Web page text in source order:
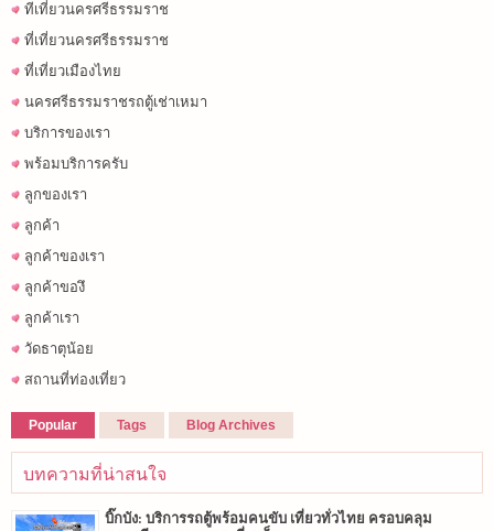
ทีเที่ยวนครศรีธรรมราช
ที่เที่ยวนครศรีธรรมราช
ที่เที่ยวเมืองไทย
นครศรีธรรมราชรถตู้เช่าเหมา
บริการของเรา
พร้อมบริการครับ
ลูกของเรา
ลูกค้า
ลูกค้าของเรา
ลูกค้าของึ
ลูกค้าเรา
วัดธาตุน้อย
สถานที่ท่องเที่ยว
Popular Tags Blog Archives
บทความที่น่าสนใจ
บิ๊กบัง: บริการรถตู้พร้อมคนขับ เที่ยวทั่วไทย ครอบคลุม